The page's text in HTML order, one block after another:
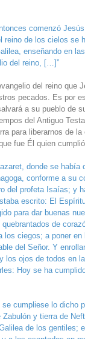
comenzó
reino de los cielos se
enseñando en
del reino, […]”
del reino que
pecados. Es por
a su pueblo de
del Antiguo
para liberarnos de
fue Él quien
donde se había
conforme a su
del profeta Isaías; y
escrito: El
para dar buenas
de
los ciegos; a poner
del Señor. Y
los ojos de todos en
Hoy se ha
se cumpliese lo dicho
y tierra de
de los gentiles;